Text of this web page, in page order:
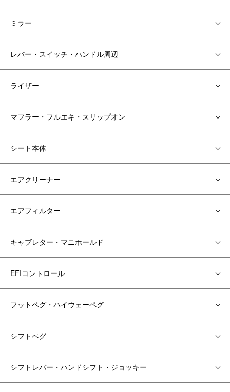
ミラー
レバー・スイッチ・ハンドル周辺
ライザー
マフラー・フルエキ・スリップオン
シート本体
エアクリーナー
エアフィルター
キャブレター・マニホールド
EFIコントロール
フットペグ・ハイウェーペグ
シフトペグ
シフトレバー・ハンドシフト・ジョッキー